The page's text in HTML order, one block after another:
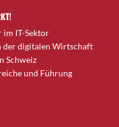
im IT-Sektor
der digitalen Wirtschaft
Schweiz
und Führung